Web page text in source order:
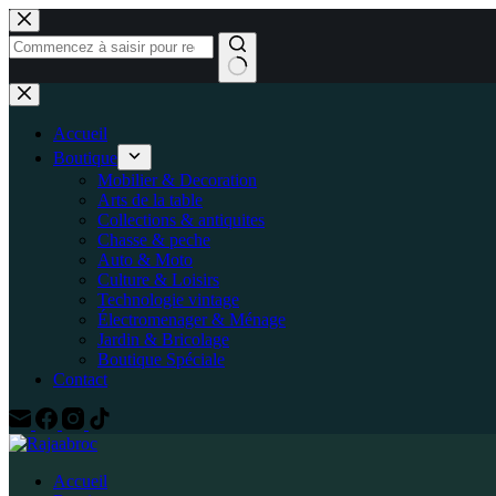
Passer
au
contenu
Aucun
résultat
Accueil
Boutique
Mobilier & Decoration
Arts de la table
Collections & antiquites
Chasse & peche
Auto & Moto
Culture & Loisirs
Technologie vintage
Électromenager & Ménage
Jardin & Bricolage
Boutique Spéciale
Contact
Accueil